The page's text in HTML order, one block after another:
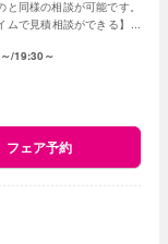
同様の相談が可能です。
ムで見積相談ができる】の
19:30～
フェア予約